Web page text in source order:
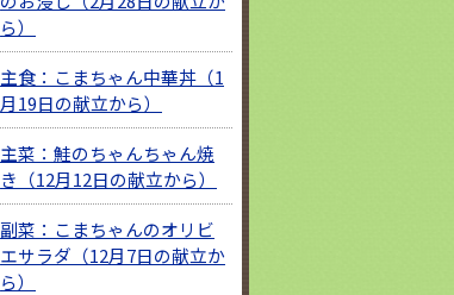
ら）
主食：こまちゃん中華丼（1
月19日の献立から）
主菜：鮭のちゃんちゃん焼
き（12月12日の献立から）
副菜：こまちゃんのオリビ
エサラダ（12月7日の献立か
ら）